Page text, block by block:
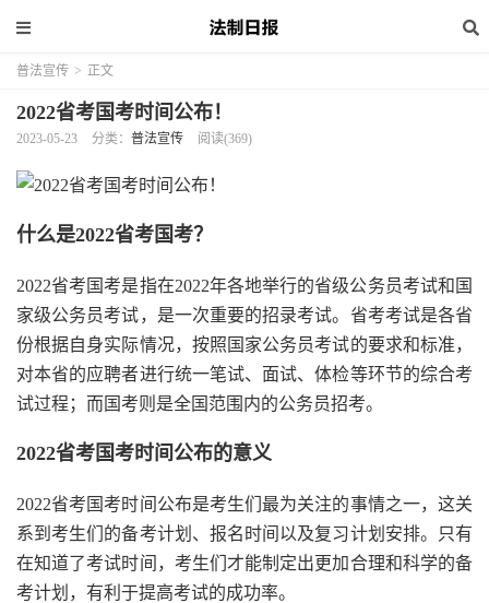
普法宣传 > 正文
2022省考国考时间公布！
2023-05-23 分类： 普法宣传 阅读(369)
什么是2022省考国考？
2022省考国考是指在2022年各地举行的省级公务员考试和国
家级公务员考试，是一次重要的招录考试。省考考试是各省
份根据自身实际情况，按照国家公务员考试的要求和标准，
对本省的应聘者进行统一笔试、面试、体检等环节的综合考
试过程；而国考则是全国范围内的公务员招考。
2022省考国考时间公布的意义
2022省考国考时间公布是考生们最为关注的事情之一，这关
系到考生们的备考计划、报名时间以及复习计划安排。只有
在知道了考试时间，考生们才能制定出更加合理和科学的备
考计划，有利于提高考试的成功率。